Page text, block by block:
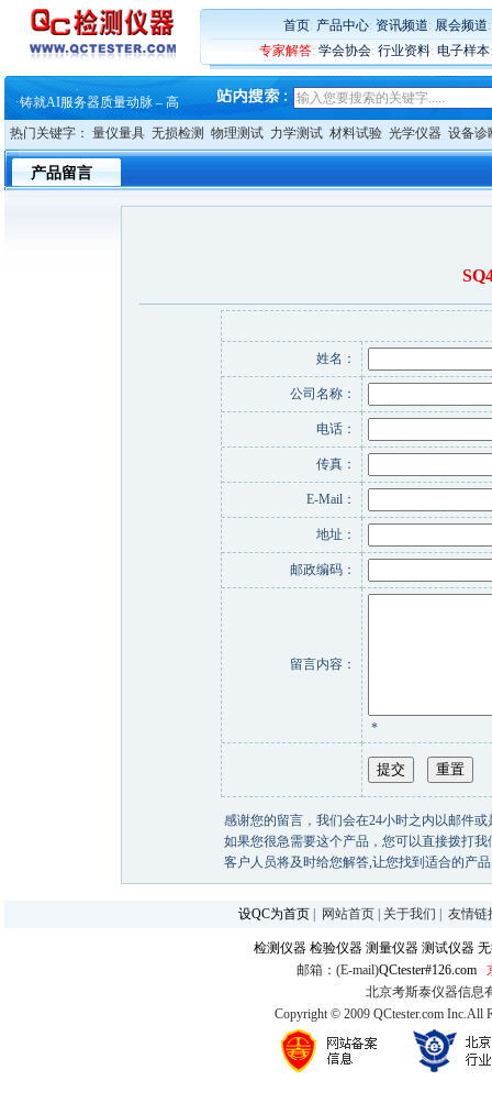
首页: 产品中心: 资讯频道: 展会频道
专家解答: 学会协会: 行业资料: 电子样本
ZEISS BOSELLO ADR 让内部缺
蔡司和亿纬锂能达成战略合作
大牌云集 买家升级 ——26
·蔡司软件 | 高效变形分析能
·铸就AI服务器质量动脉 – 高
·铸就AI服务器质量动脉 – 高
·ZEISS BOSELLO ADR 让内部缺
·蔡司和亿纬锂能达成战略合作
·大牌云集 买家升级 ——26
热门关键字： 量仪量具 无损检测 物理测试 力学测试 材料试验 光学仪器 设备诊
产品留言
姓名：
公司名称：
电话：
传真：
E-Mail：
地址：
邮政编码：
留言内容：
*
感谢您的留言，我们会在24小时之内以邮件
如果您很急需要这个产品，您可以直接拨打
客户人员将及时给您解答,让您找到适合的产品
设QC为首页 网站首页 关于我们 友情链
检测仪器 检验仪器 测量仪器 测试仪器
邮箱：(E-mail)QCtester#126.com
北京考斯泰仪器信息
Copyright © 2009 QCtester.com Inc.All